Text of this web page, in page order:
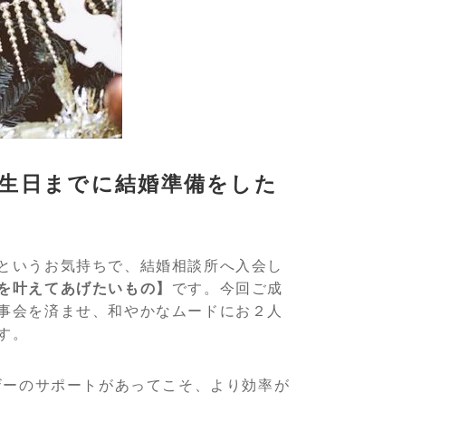
日までに結婚準備をした
いうお気持ちで、結婚相談所へ入会し
叶えてあげたいもの】 です。今回ご成
を済ませ、和やかなムードにお２人
。
のサポートがあってこそ、より効率が